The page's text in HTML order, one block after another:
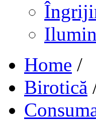
Home /
Birotică